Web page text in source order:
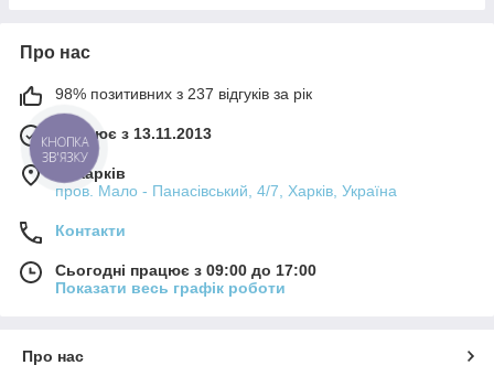
Про нас
98% позитивних з 237 відгуків за рік
Працює з 13.11.2013
м. Харків
пров. Мало - Панасівський, 4/7, Харків, Україна
Контакти
Сьогодні працює з 09:00 до 17:00
Показати весь графік роботи
Про нас
КНОПКА
ЗВ'ЯЗКУ